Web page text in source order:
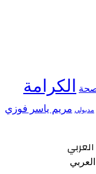
الكرامة
مدبولي مريم ياسر فوزي